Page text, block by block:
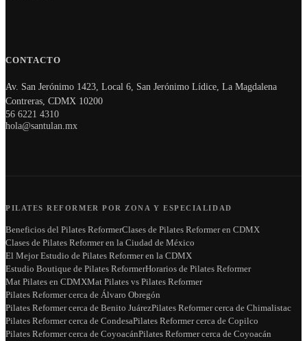
CONTACTO
Av. San Jerónimo 1423, Local 6, San Jerónimo Lídice, La Magdalena
Contreras, CDMX 10200
56 6221 4310
hola@santulan.mx
PILATES REFORMER POR ZONA Y ESPECIALIDAD
Beneficios del Pilates ReformerClases de Pilates Reformer en CDMX
Clases de Pilates Reformer en la Ciudad de México
El Mejor Estudio de Pilates Reformer en la CDMX
Estudio Boutique de Pilates ReformerHorarios de Pilates Reformer
Mat Pilates en CDMXMat Pilates vs Pilates Reformer
Pilates Reformer cerca de Álvaro Obregón
Pilates Reformer cerca de Benito JuárezPilates Reformer cerca de Chimalistac
Pilates Reformer cerca de CondesaPilates Reformer cerca de Copilco
Pilates Reformer cerca de CoyoacánPilates Reformer cerca de Coyoacán